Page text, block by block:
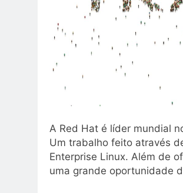
A Red Hat é líder mundial
Um trabalho feito através
Enterprise Linux. Além de
uma grande oportunidade